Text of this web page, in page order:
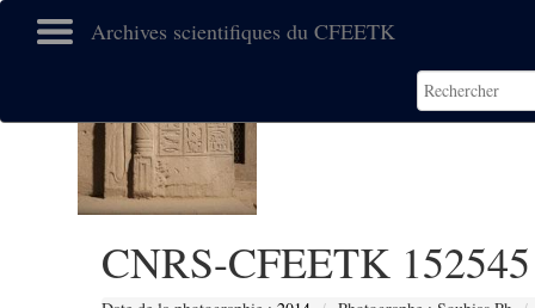
Archives scientifiques du CFEETK
CNRS-CFEETK 152545